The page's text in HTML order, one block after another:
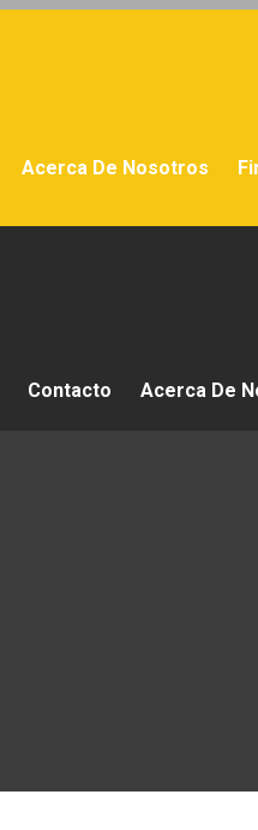
Acerca De Nosotros
Contacto Acerca De